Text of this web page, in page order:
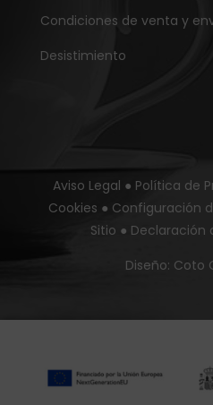
Condiciones de venta y
Desistimiento
Aviso Legal ● Política de
Cookies ● Configuración
Sitio ● Declaración
Diseño: Coto